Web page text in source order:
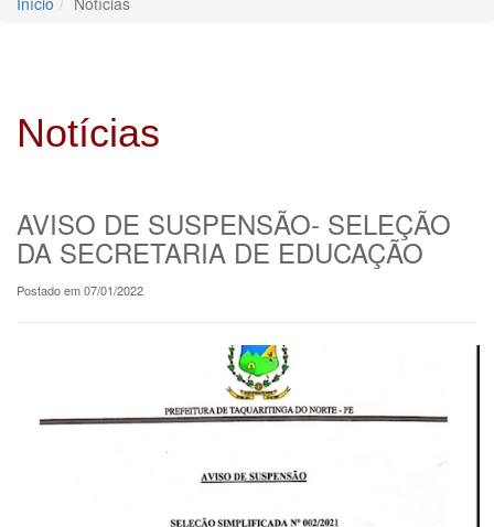
Notícias
AVISO DE SUSPENSÃO- SELEÇÃO
DA SECRETARIA DE EDUCAÇÃO
Postado em 07/01/2022